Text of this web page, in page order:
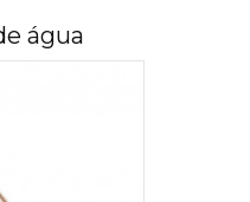
água